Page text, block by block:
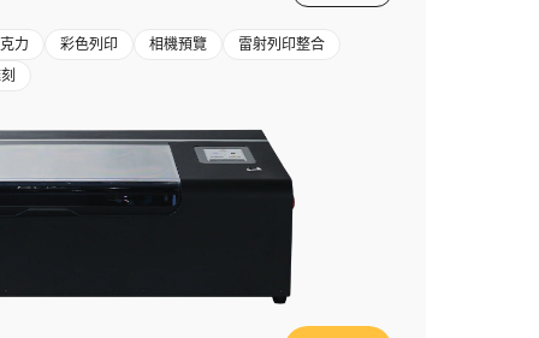
力 彩色列印 相機預覽
雷射列印整合